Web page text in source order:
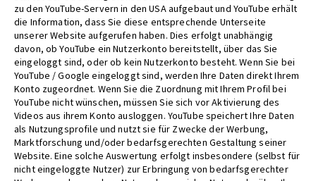
zu den YouTube-Servern in den USA aufgebaut und YouTube erhält
die Information, dass Sie diese entsprechende Unterseite
unserer Website aufgerufen haben. Dies erfolgt unabhängig
davon, ob YouTube ein Nutzerkonto bereitstellt, über das Sie
eingeloggt sind, oder ob kein Nutzerkonto besteht. Wenn Sie bei
YouTube / Google eingeloggt sind, werden Ihre Daten direkt Ihrem
Konto zugeordnet. Wenn Sie die Zuordnung mit Ihrem Profil bei
YouTube nicht wünschen, müssen Sie sich vor Aktivierung des
Videos aus ihrem Konto ausloggen. YouTube speichert Ihre Daten
als Nutzungsprofile und nutzt sie für Zwecke der Werbung,
Marktforschung und/oder bedarfsgerechten Gestaltung seiner
Website. Eine solche Auswertung erfolgt insbesondere (selbst für
nicht eingeloggte Nutzer) zur Erbringung von bedarfsgerechter